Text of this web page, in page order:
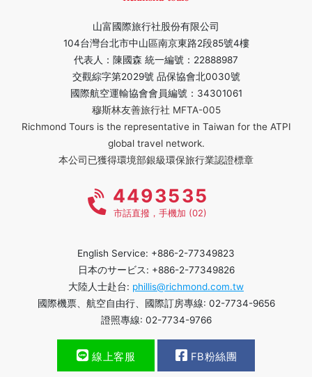
山富國際旅行社股份有限公司
104台灣台北市中山區南京東路2段85號4樓
代表人：陳國森 統一編號：22888987
交觀綜字第2029號 品保協會北0030號
國際航空運輸協會會員編號：34301061
穆斯林友善旅行社 MFTA-005
Richmond Tours is the representative in Taiwan for the ATPI
global travel network.
本公司已獲得環境部銀級環保旅行業認證標章
4493535
市話直撥，手機加 (02)
English Service: +886-2-77349823
日本のサービス: +886-2-77349826
大陸人士赴台: phillis@richmond.com.tw
國際機票、航空自由行、國際訂房專線: 02-7734-9656
證照專線: 02-7734-9766
線上客服 FB粉絲團